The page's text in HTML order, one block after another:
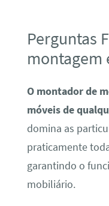
Perguntas
montagem
O montador de
móveis de
domina as
praticamente
garantindo o
mobiliário.